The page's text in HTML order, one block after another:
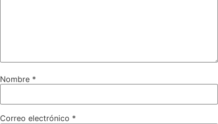
Nombre *
Correo electrónico *